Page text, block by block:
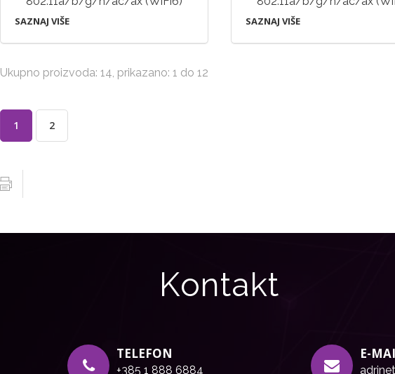
SAZNAJ VIŠE SAZNAJ VIŠE
Ukupno proizvoda: 14, prikazano: 1 do 12
1 2
Kontakt
TELEFON
+385 1 888 6884
E-